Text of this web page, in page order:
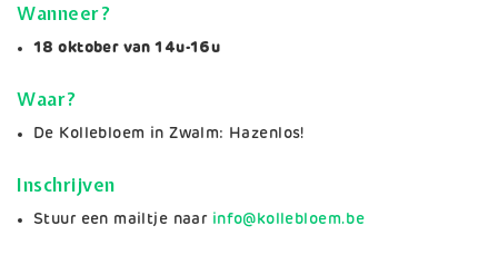
Wanneer?
18 oktober van 14u-16u
Waar?
De Kollebloem in Zwalm: Hazenlos!
Inschrijven
Stuur een mailtje naar info@kollebloem.be